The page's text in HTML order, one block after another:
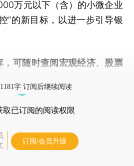
万元以下（含）的小微企业
”的新目标，以进一步引导银
，可随时查阅宏观经济、股票
字 订阅后继续阅读
取已订阅的阅读权限
订阅/会员升级